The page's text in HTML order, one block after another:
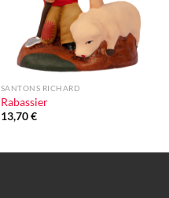
SANTONS RICHARD
Rabassier
13,70€